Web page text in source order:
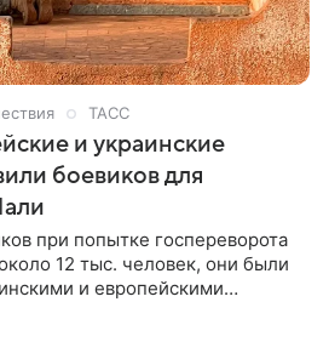
ТАСС
и украинские
боевиков для
при попытке госпереворота
12 тыс. человек, они были
и европейскими